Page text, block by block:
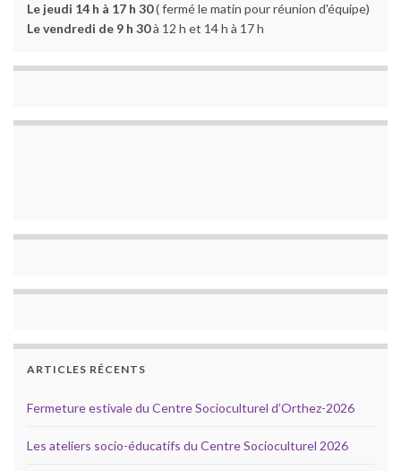
Le jeudi 14 h à 17 h 30( fermé le matin pour réunion d'équipe)
Le vendredi de 9 h 30à 12 h et 14 h à 17 h
ARTICLES RÉCENTS
Fermeture estivale du Centre Socioculturel d’Orthez-2026
Les ateliers socio-éducatifs du Centre Socioculturel 2026